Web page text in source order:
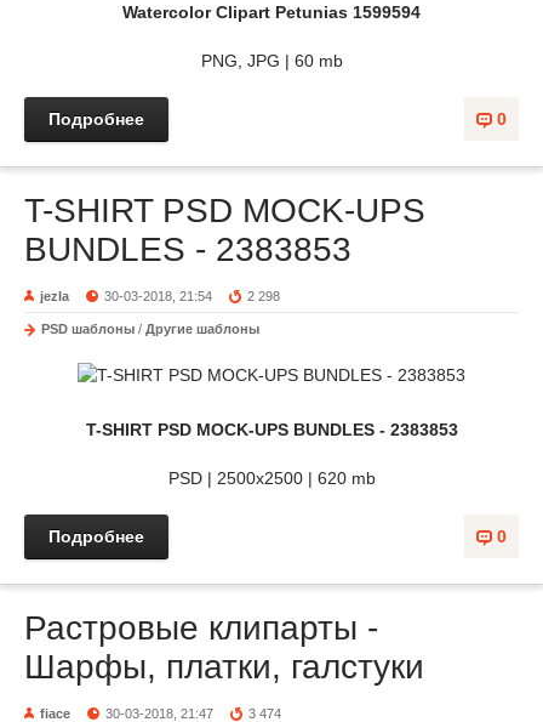
Watercolor Clipart Petunias 1599594
PNG, JPG | 60 mb
0
Подробнее
T-SHIRT PSD MOCK-UPS
BUNDLES - 2383853
jezla 30-03-2018, 21:54 2 298
PSD шаблоны / Другие шаблоны
T-SHIRT PSD MOCK-UPS BUNDLES - 2383853
PSD | 2500x2500 | 620 mb
0
Подробнее
Растровые клипарты -
Шарфы, платки, галстуки
fiace 30-03-2018, 21:47 3 474